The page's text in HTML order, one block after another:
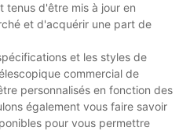
tenus d'être mis à jour en
et d'acquérir une part de
et les styles de
commercial de
personnalisés en fonction des
également vous faire savoir
pour vous permettre